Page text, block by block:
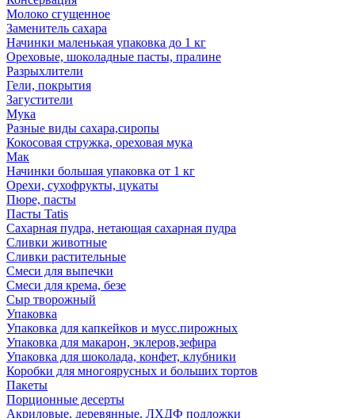
Молоко сгущенное
Заменитель сахара
Начинки маленькая упаковка до 1 кг
Ореховые, шоколадные пасты, пралине
Разрыхлители
Гели, покрытия
Загустители
Мука
Разные виды сахара,сиропы
Кокосовая стружка, ореховая мука
Мак
Начинки большая упаковка от 1 кг
Орехи, сухофрукты, цукаты
Пюре, пасты
Пасты Tatis
Сахарная пудра, нетающая сахарная пудра
Сливки животные
Сливки растительные
Смеси для выпечки
Смеси для крема, безе
Сыр творожный
Упаковка
Упаковка для капкейков и мусс.пирожных
Упаковка для макарон, эклеров,зефира
Упаковка для шоколада, конфет, клубники
Коробки для многоярусных и больших тортов
Пакеты
Порционные десерты
Акриловые, деревянные, ЛХДФ подложки